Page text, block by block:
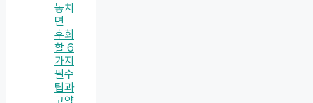
놓치
면
후회
할 6
가지
필수
팁과